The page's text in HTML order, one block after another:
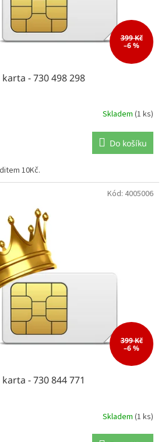
399 Kč
–6 %
karta - 730 498 298
Skladem (1 ks)
Do košíku
10Kč.
399 Kč
–6 %
- 730 844 771
Skladem (1 ks)
Kód: 4005006